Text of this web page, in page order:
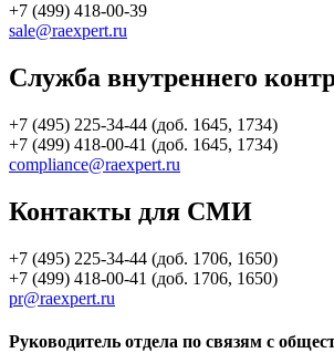
+7 (499) 418-00-39
sale@raexpert.ru
Служба внутреннего
+7 (495) 225-34-44 (доб. 1645, 1734)
+7 (499) 418-00-41 (доб. 1645, 1734)
compliance@raexpert.ru
Контакты для СМИ
+7 (495) 225-34-44 (доб. 1706, 1650)
+7 (499) 418-00-41 (доб. 1706, 1650)
pr@raexpert.ru
Руководитель отдела по связям с